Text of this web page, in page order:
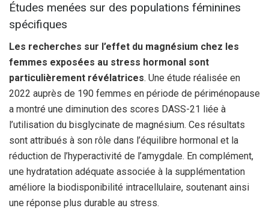
Études menées sur des populations féminines
spécifiques
Les recherches sur l’effet du magnésium chez les
femmes exposées au stress hormonal sont
particulièrement révélatrices. Une étude réalisée en
2022 auprès de 190 femmes en période de périménopause
a montré une diminution des scores DASS-21 liée à
l’utilisation du bisglycinate de magnésium. Ces résultats
sont attribués à son rôle dans l’équilibre hormonal et la
réduction de l’hyperactivité de l’amygdale. En complément,
une hydratation adéquate associée à la supplémentation
améliore la biodisponibilité intracellulaire, soutenant ainsi
une réponse plus durable au stress.